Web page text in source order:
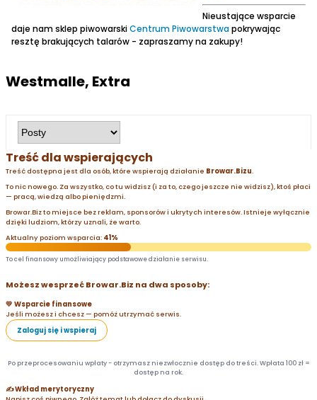
Nieustające wsparcie
daje nam sklep piwowarskiCentrum Piwowarstwapokrywając
resztę brakujących talarów - zapraszamy na zakupy!
Westmalle, Extra
Treść dla wspierających
Treść dostępna jest dla osób, które wspierają działanie Browar.Bizu.
To nic nowego. Za wszystko, co tu widzisz (i za to, czego jeszcze nie widzisz), ktoś płaci
— pracą, wiedzą albo pieniędzmi.
Browar.Biz to miejsce bez reklam, sponsorów i ukrytych interesów. Istnieje wyłącznie
dzięki ludziom, którzy uznali, że warto.
Aktualny poziom wsparcia: 41%
To cel finansowy umożliwiający podstawowe działanie serwisu.
Możesz wesprzeć Browar.Biz na dwa sposoby:
💛 Wsparcie finansowe
Jeśli możesz i chcesz — pomóż utrzymać serwis.
Zaloguj się i wspieraj
Po przeprocesowaniu wpłaty - otrzymasz niezwłocznie dostęp do treści. Wpłata 100 zł =
dostęp na rok.
✍️ Wkład merytoryczny